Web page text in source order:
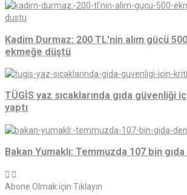
Kadim Durmaz: 200 TL'nin alım gücü
ekmeğe düştü
TÜGİS yaz sıcaklarında gıda güvenliği
yaptı
Bakan Yumaklı: Temmuzda 107 bin
Abone Olmak için Tıklayın